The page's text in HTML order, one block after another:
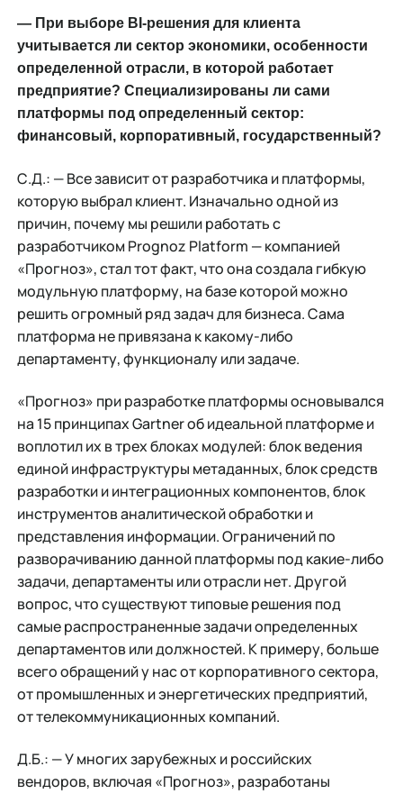
— При выборе BI-решения для клиента
учитывается ли сектор экономики, особенности
определенной отрасли, в которой работает
предприятие? Специализированы ли сами
платформы под определенный сектор:
финансовый, корпоративный, государственный?
С.Д.: — Все зависит от разработчика и платформы,
которую выбрал клиент. Изначально одной из
причин, почему мы решили работать с
разработчиком Prognoz Platform — компанией
«Прогноз», стал тот факт, что она создала гибкую
модульную платформу, на базе которой можно
решить огромный ряд задач для бизнеса. Сама
платформа не привязана к какому-либо
департаменту, функционалу или задаче.
«Прогноз» при разработке платформы основывался
на 15 принципах Gartner об идеальной платформе и
воплотил их в трех блоках модулей: блок ведения
единой инфраструктуры метаданных, блок средств
разработки и интеграционных компонентов, блок
инструментов аналитической обработки и
представления информации. Ограничений по
разворачиванию данной платформы под какие-либо
задачи, департаменты или отрасли нет. Другой
вопрос, что существуют типовые решения под
самые распространенные задачи определенных
департаментов или должностей. К примеру, больше
всего обращений у нас от корпоративного сектора,
от промышленных и энергетических предприятий,
от телекоммуникационных компаний.
Д.Б.: — У многих зарубежных и российских
вендоров, включая «Прогноз», разработаны